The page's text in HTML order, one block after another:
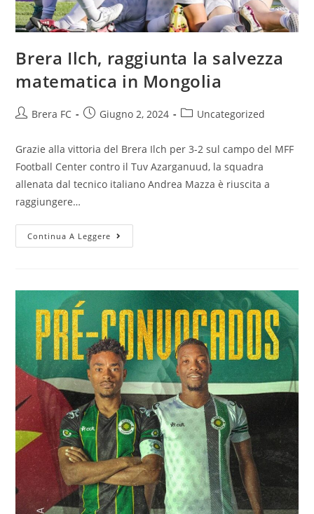
Brera Ilch, raggiunta la salvezza
matematica in Mongolia
Brera FC Giugno 2, 2024 Uncategorized
Grazie alla vittoria del Brera Ilch per 3-2 sul campo del MFF
Football Center contro il Tuv Azarganuud, la squadra
allenata dal tecnico italiano Andrea Mazza è riuscita a
raggiungere…
Continua A Leggere